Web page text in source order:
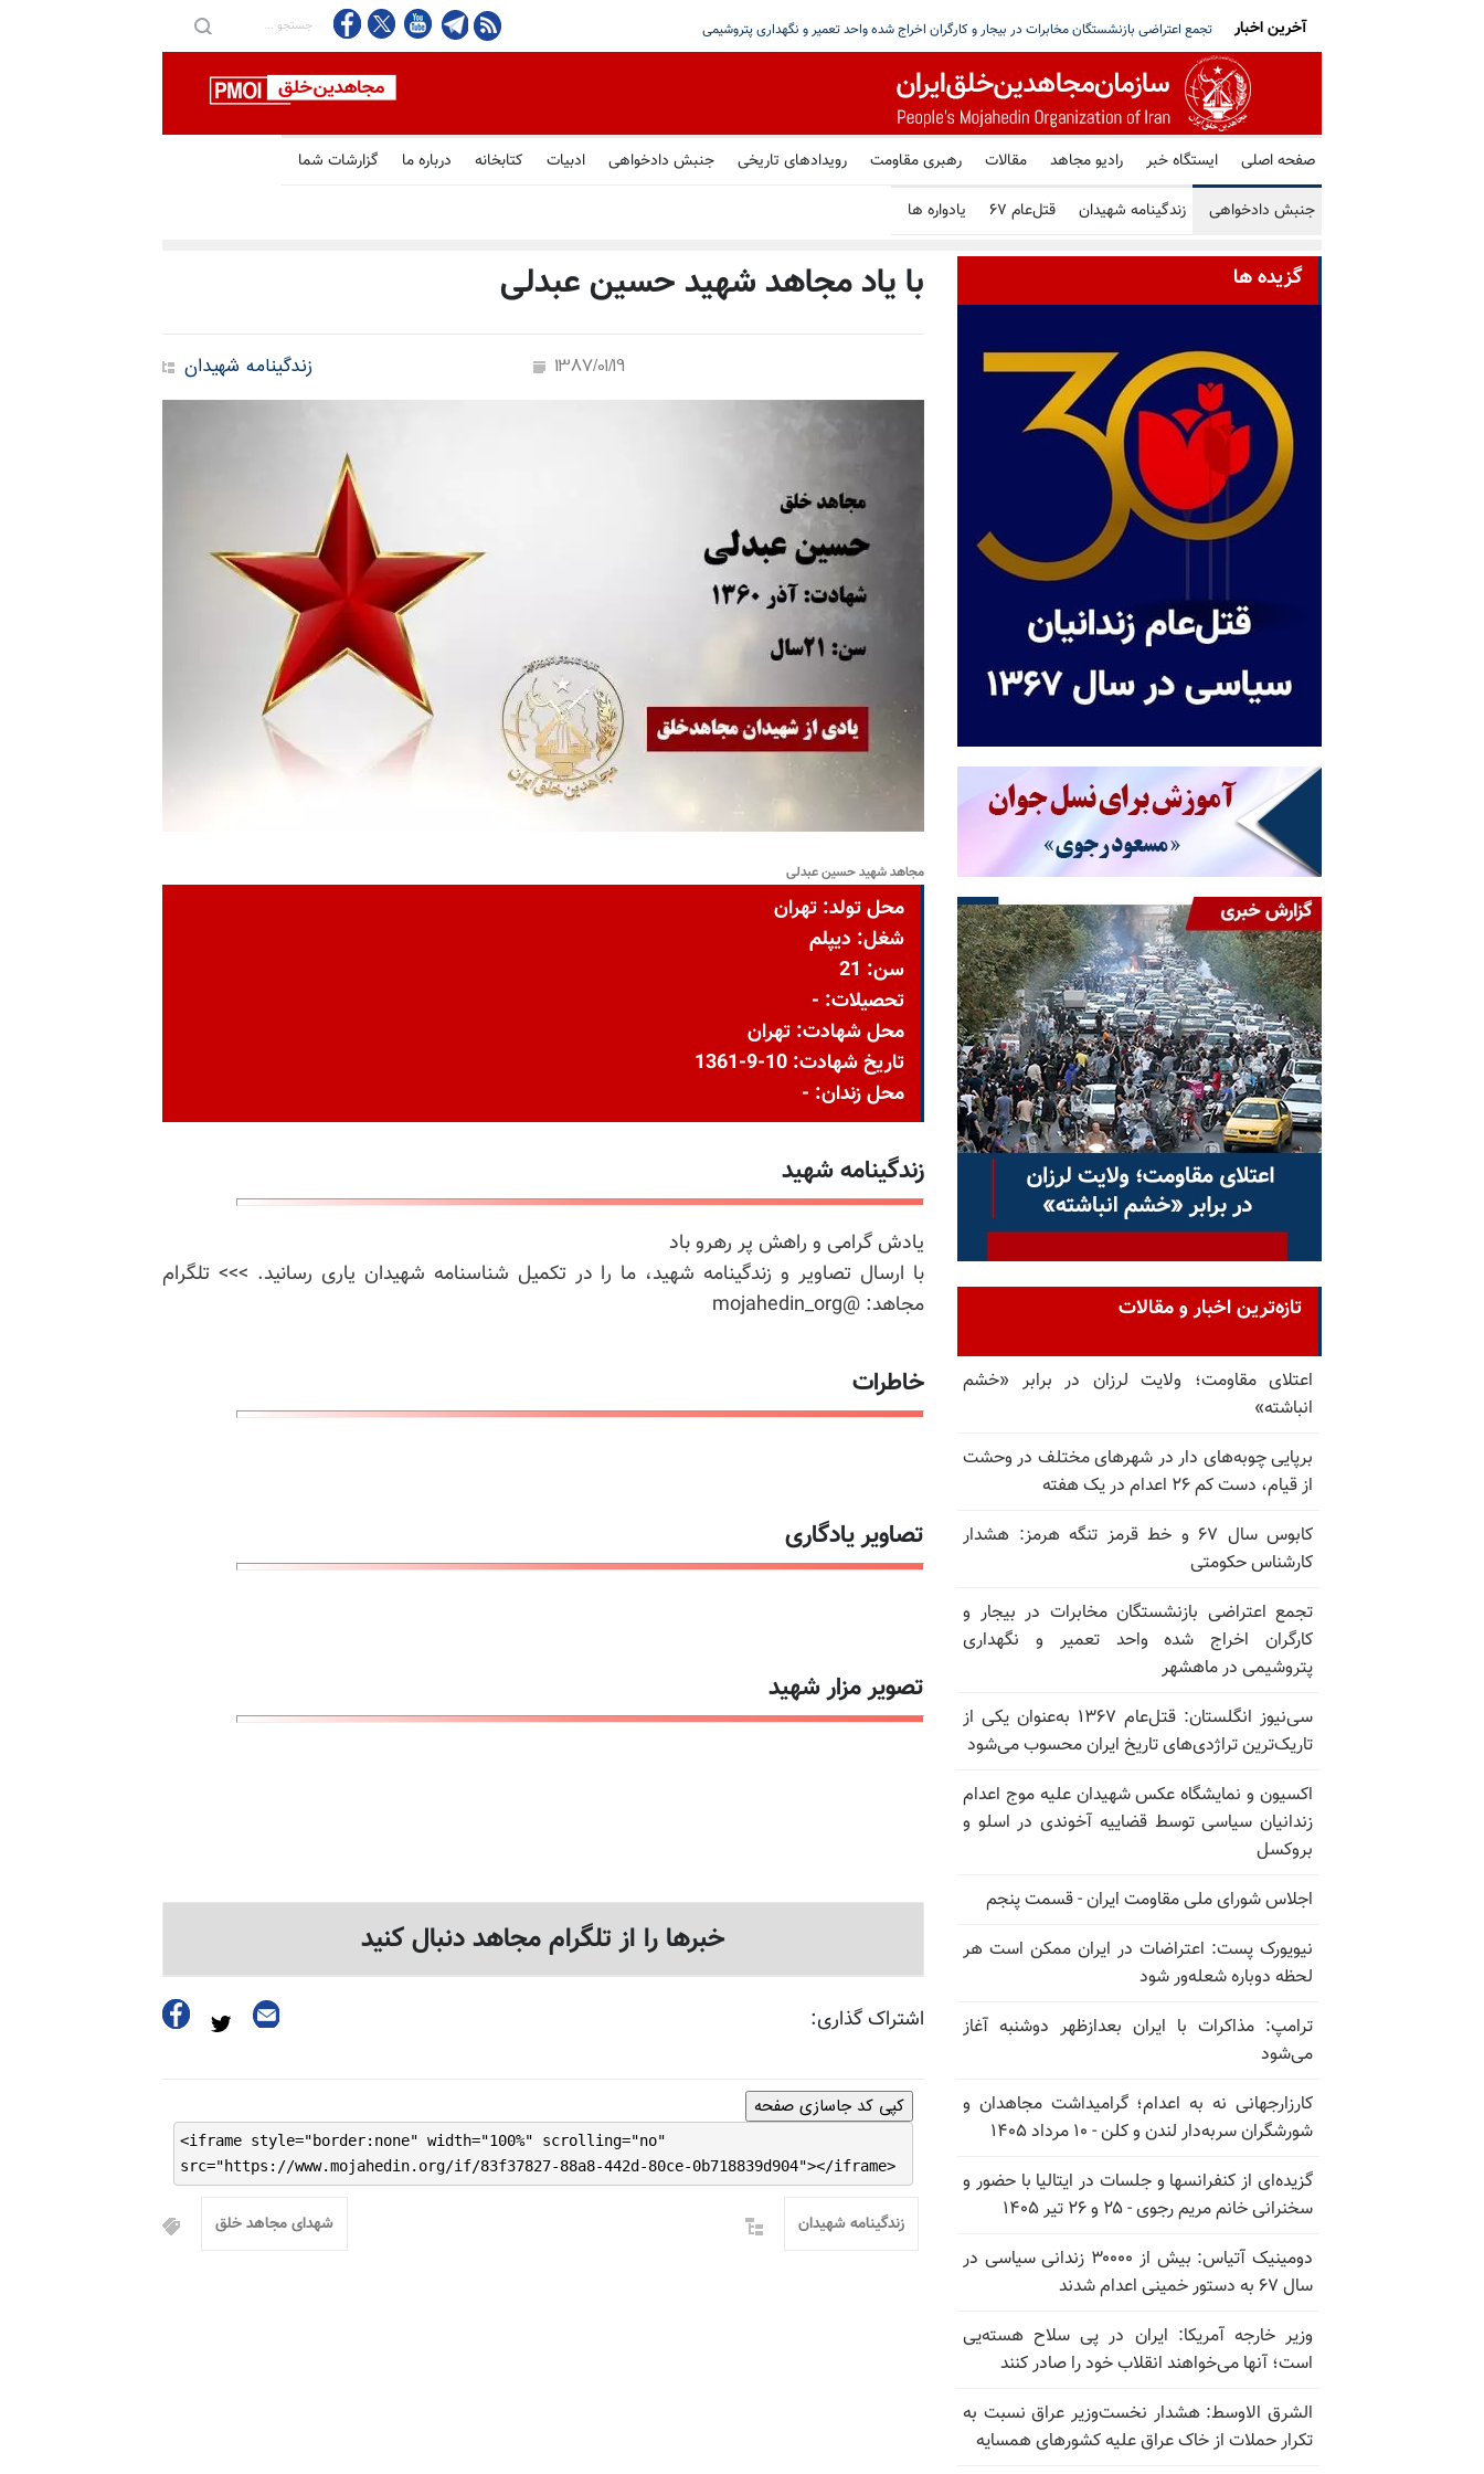
سی‌نیوز انگلستان: قتل‌عام ۱۳۶۷ به‌عنوان یکی از تاریک‌ترین تراژدی‌های تاریخ ایران محسوب می‌شود سیاسی توسط قضاییه آخوندی در اسلو
آخرین اخبار
صفحه اصلی ایستگاه خبر رادیو مجاهد مقالات رهبری مقاومت رویدادهای تاریخی جنبش دادخواهی ادبیات کتابخانه درباره ما گزارشات شما
جنبش دادخواهی زندگینامه شهیدان قتل‌عام ۶۷ یادواره ها
با یاد مجاهد شهید حسین عبدلی
زندگینامه شهیدان 1387/01/19
مجاهد شهید حسین عبدلی
محل تولد: تهران
شغل: دیپلم
سن: 21
تحصیلات: -
محل شهادت: تهران
تاریخ شهادت: 10-9-1361
محل زندان: -
زندگینامه شهید
یادش گرامی و راهش پر رهرو باد
با ارسال تصاویر و زندگینامه شهید، ما را در تکمیل شناسنامه شهیدان یاری رسانید. >>> تلگرام
مجاهد: @mojahedin_org
خاطرات
تصاویر یادگاری
تصویر مزار شهید
خبرها را از تلگرام مجاهد دنبال کنید
اشتراک گذاری:
کپی کد جاسازی صفحه
<iframe style="border:none" width="100%" scrolling="no"
src="https://www.mojahedin.org/if/83f37827-88a8-442d-80ce-0b718839d904"></iframe>
شهدای مجاهد خلق زندگینامه شهیدان
گزیده ها
تازه‌ترین اخبار و مقالات
اعتلای مقاومت؛ ولایت لرزان در برابر «خشم
انباشته»
برپایی چوبه‌های دار در شهرهای مختلف در وحشت
از قیام، دست کم ۲۶ اعدام در یک هفته
کابوس سال ۶۷ و خط قرمز تنگه هرمز: هشدار
کارشناس حکومتی
تجمع اعتراضی بازنشستگان مخابرات در بیجار و
کارگران اخراج شده واحد تعمیر و نگهداری
پتروشیمی در ماهشهر
سی‌نیوز انگلستان: قتل‌عام ۱۳۶۷ به‌عنوان یکی از
تاریک‌ترین تراژدی‌های تاریخ ایران محسوب می‌شود
اکسیون و نمایشگاه عکس شهیدان علیه موج اعدام
زندانیان سیاسی توسط قضاییه آخوندی در اسلو و
بروکسل
اجلاس شورای ملی مقاومت ایران - قسمت پنجم
نیویورک پست: اعتراضات در ایران ممکن است هر
لحظه دوباره شعله‌ور شود
ترامپ: مذاکرات با ایران بعدازظهر دوشنبه آغاز
می‌شود
کارزارجهانی نه به اعدام؛ گرامیداشت مجاهدان و
شورشگران سربه‌دار لندن و کلن - ۱۰ مرداد ۱۴۰۵
گزیده‌ای از کنفرانسها و جلسات در ایتالیا با حضور و
سخنرانی خانم مریم رجوی - ۲۵ و ۲۶ تیر ۱۴۰۵
دومینیک آتیاس: بیش از ۳۰۰۰۰ زندانی سیاسی در
سال ۶۷ به دستور خمینی اعدام شدند
وزیر خارجه آمریکا: ایران در پی سلاح هسته‌یی
است؛ آنها می‌خواهند انقلاب خود را صادر کنند
الشرق الاوسط: هشدار نخست‌وزیر عراق نسبت به
تکرار حملات از خاک عراق علیه کشورهای همسایه